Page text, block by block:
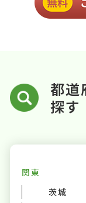
都道
探す
関東
茨城